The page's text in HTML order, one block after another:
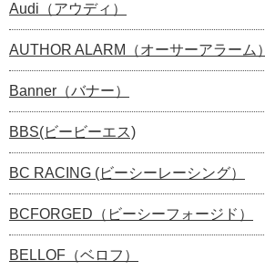
Audi（アウディ）
AUTHOR ALARM（オーサーアラーム）
Banner（バナー）
BBS(ビービーエス)
BC RACING (ビーシーレーシング）
BCFORGED（ビーシーフォージド）
BELLOF（ベロフ）